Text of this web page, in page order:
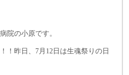
院の小原です。
！昨日、7月12日は生魂祭りの日